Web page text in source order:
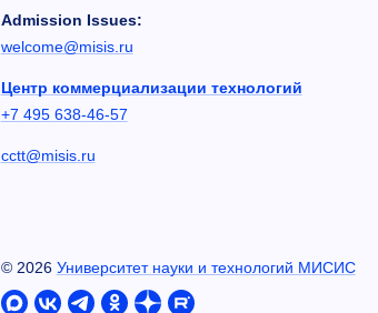
Admission Issues:
welcome@misis.ru
Центр коммерциализации технологий
+7 495 638-46-57
cctt@misis.ru
© 2026 Университет науки и технологий МИСИС